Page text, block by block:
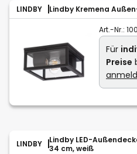
LINDBY Lindby Kremena
Art.-Nr.:
Für
Preise
LINDBY
Lindby LED-
34 cm, weiß